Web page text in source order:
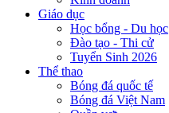
Giáo dục
Học bổng - Du học
Đào tạo - Thi cử
Tuyển Sinh 2026
Thể thao
Bóng đá quốc tế
Bóng đá Việt Nam